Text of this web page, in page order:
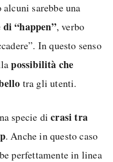
sarebbe una
“happen”, verbo
In questo senso
possibilità che
tra gli utenti.
specie dicrasi tra
. Anche in questo caso
perfettamente in linea